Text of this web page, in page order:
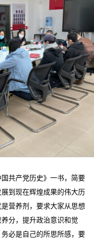
共产党历史》一书，简要
到现在辉煌成果的伟大历
营养剂，要求大家从思想
分，提升政治意识和觉
必是自己的所思所感，要